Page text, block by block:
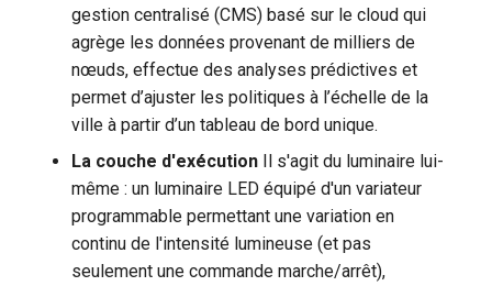
gestion centralisé (CMS) basé sur le cloud qui
agrège les données provenant de milliers de
nœuds, effectue des analyses prédictives et
permet d’ajuster les politiques à l’échelle de la
ville à partir d’un tableau de bord unique.
La couche d'exécution Il s'agit du luminaire lui-
même : un luminaire LED équipé d'un variateur
programmable permettant une variation en
continu de l'intensité lumineuse (et pas
seulement une commande marche/arrêt),